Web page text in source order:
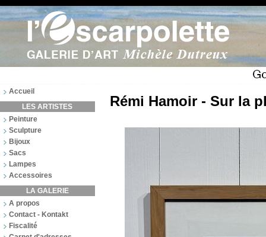
Accueil
LES ARTISTES
Peinture
Sculpture
Bijoux
Sacs
Lampes
Accessoires
LA GALERIE
A propos
Contact - Kontakt
Fiscalité
Rémi Hamoir - Sur la